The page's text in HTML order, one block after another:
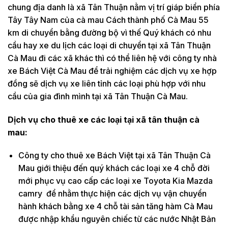
chung địa danh là xã Tân Thuận nằm vị trí giáp biển phía
Tây Tây Nam của cà mau Cách thành phố Cà Mau 55
km di chuyển bằng đường bộ vì thế Quý khách có nhu
cầu hay xe du lịch các loại di chuyển tại xã Tân Thuận
Cà Mau đi các xã khác thì có thể liên hệ với công ty nhà
xe Bách Việt Cà Mau để trải nghiệm các dịch vụ xe hợp
đồng sẽ dịch vụ xe liên tỉnh các loại phù hợp với nhu
cầu của gia đình mình tại xã Tân Thuận Cà Mau.
Dịch vụ cho thuê xe các loại tại xã tân thuận cà
mau:
Công ty cho thuê xe Bách Việt tại xã Tân Thuận Cà
Mau giới thiệu đến quý khách các loại xe 4 chỗ đời
mới phục vụ cao cấp các loại xe Toyota Kia Mazda
camry để nhằm thực hiện các dịch vụ vận chuyển
hành khách bằng xe 4 chỗ tài sản tăng hàm Cà Mau
được nhập khẩu nguyên chiếc từ các nước Nhật Bản